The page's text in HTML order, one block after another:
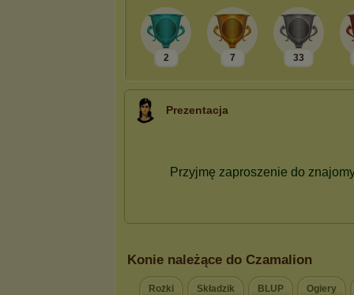
2 7 33
Prezentacja
Konie należące do Czamalion
Rożki Składzik BLUP Ogiery